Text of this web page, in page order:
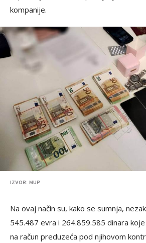
kompanije.
IZVOR: MUP
Na ovaj način su, kako se sumnja,
545.487 evra i 264.859.585 dinara
na račun preduzeća pod njihovom